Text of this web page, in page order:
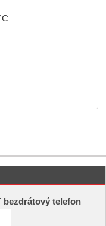
bezdrátový telefon